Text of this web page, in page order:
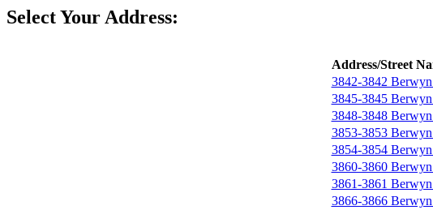
Select Your Address:
Address/Street
3842-3842
3845-3845
3848-3848
3853-3853
3854-3854
3860-3860
3861-3861
3866-3866